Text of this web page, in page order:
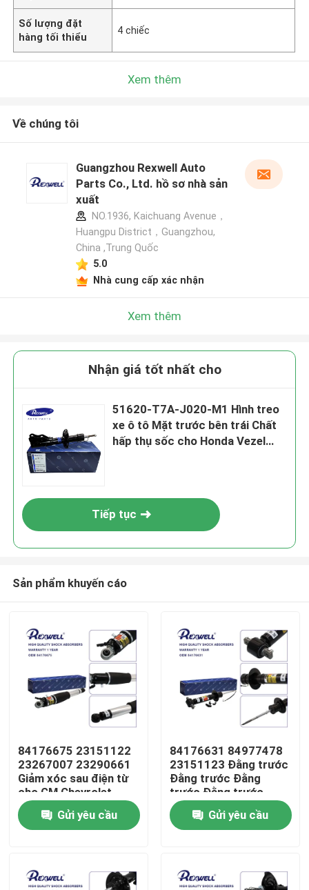
Nhà
Video
Số lượng đặt
hàng tối thiểu
4 chiếc
Xem thêm
Về chúng tôi
Guangzhou Rexwell Auto
Parts Co., Ltd. hồ sơ nhà sản
xuất
NO.1936, Kaichuang Avenue，
Huangpu District，Guangzhou,
China ,Trung Quốc
5.0
Nhà cung cấp xác nhận
Xem thêm
Nhận giá tốt nhất cho
51620-T7A-J020-M1 Hình treo
xe ô tô Mặt trước bên trái Chất
hấp thụ sốc cho Honda Vezel
Tiếp tục
Sản phẩm khuyến cáo
84176675 23151122
23267007 23290661
Giảm xóc sau điện từ
cho GM Chevrolet
Escalade Suburban
Tahoe Yukon GMC
Chevy
Gửi yêu cầu
84176631 84977478
23151123 Đằng trước
Đằng trước Đằng
trước Đằng trước
Đằng trước Đằng
trước Đằng trước
Đằng trước Đằng
trước Đằng trước
Gửi yêu cầu